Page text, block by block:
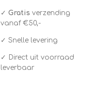
✓ Gratis verzending
vanaf €50,-
✓ Snelle levering
✓ Direct uit voorraad
leverbaar